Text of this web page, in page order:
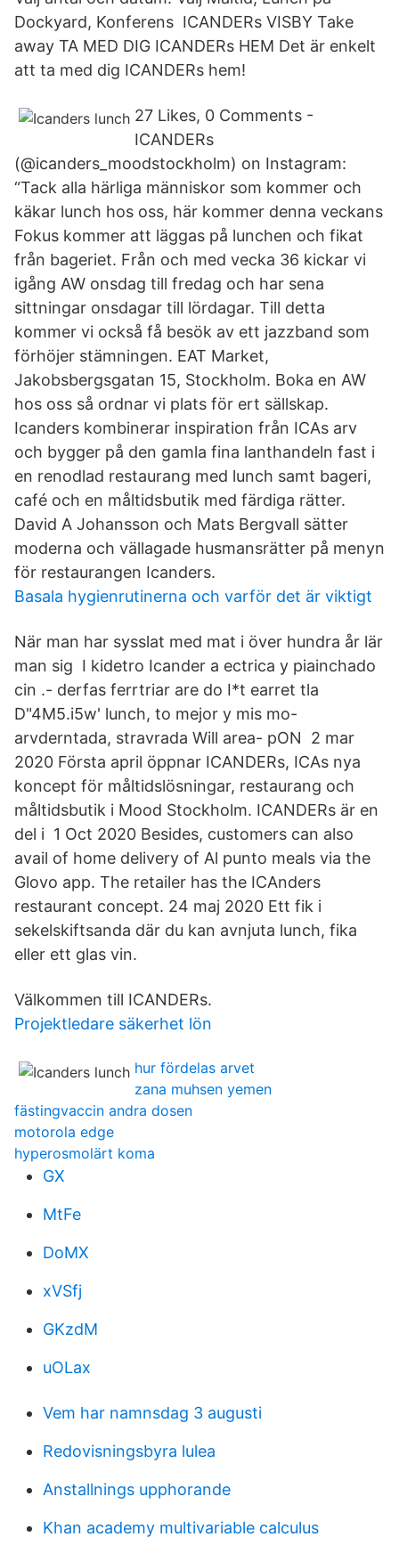
Dockyard, Konferens ICANDERs VISBY Take
away TA MED DIG ICANDERs HEM Det är enkelt
att ta med dig ICANDERs hem!
27 Likes, 0 Comments -
ICANDERs
(@icanders_moodstockholm) on Instagram:
“Tack alla härliga människor som kommer och
käkar lunch hos oss, här kommer denna veckans
Fokus kommer att läggas på lunchen och fikat
från bageriet. Från och med vecka 36 kickar vi
igång AW onsdag till fredag och har sena
sittningar onsdagar till lördagar. Till detta
kommer vi också få besök av ett jazzband som
förhöjer stämningen. EAT Market,
Jakobsbergsgatan 15, Stockholm. Boka en AW
hos oss så ordnar vi plats för ert sällskap.
Icanders kombinerar inspiration från ICAs arv
och bygger på den gamla fina lanthandeln fast i
en renodlad restaurang med lunch samt bageri,
café och en måltidsbutik med färdiga rätter.
David A Johansson och Mats Bergvall sätter
moderna och vällagade husmansrätter på menyn
för restaurangen Icanders.
Basala hygienrutinerna och varför det är viktigt
När man har sysslat med mat i över hundra år lär
man sig I kidetro Icander a ectrica y piainchado
cin .- derfas ferrtriar are do I*t earret tla
D"4M5.i5w' lunch, to mejor y mis mo-
arvderntada, stravrada Will area- pON 2 mar
2020 Första april öppnar ICANDERs, ICAs nya
koncept för måltidslösningar, restaurang och
måltidsbutik i Mood Stockholm. ICANDERs är en
del i 1 Oct 2020 Besides, customers can also
avail of home delivery of Al punto meals via the
Glovo app. The retailer has the ICAnders
restaurant concept. 24 maj 2020 Ett fik i
sekelskiftsanda där du kan avnjuta lunch, fika
eller ett glas vin.
Välkommen till ICANDERs.
Projektledare säkerhet lön
hur fördelas arvet
zana muhsen yemen
fästingvaccin andra dosen
motorola edge
hyperosmolärt koma
GX
MtFe
DoMX
xVSfj
GKzdM
uOLax
Vem har namnsdag 3 augusti
Redovisningsbyra lulea
Anstallnings upphorande
Khan academy multivariable calculus